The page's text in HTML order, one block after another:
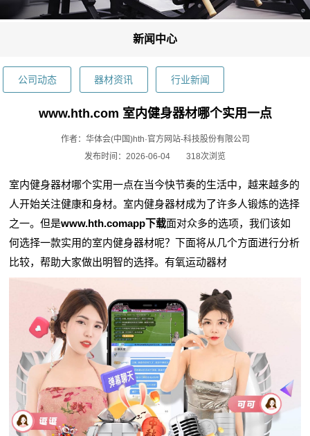
新闻中心
公司动态 器材资讯 行业新闻
www.hth.com 室内健身器材哪个实用一点
作者：华体会(中国)hth·官方网站-科技股份有限公司
发布时间：2026-06-04
318次浏览
室内健身器材哪个实用一点在当今快节奏的生活中，越来越多的
人开始关注健康和身材。室内健身器材成为了许多人锻炼的选择
之一。但是www.hth.comapp下载面对众多的选项，我们该如
何选择一款实用的室内健身器材呢？下面将从几个方面进行分析
比较，帮助大家做出明智的选择。有氧运动器材